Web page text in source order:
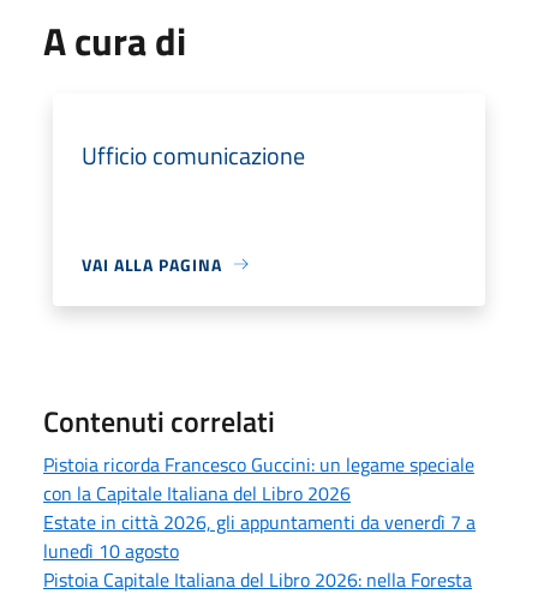
A cura di
Ufficio comunicazione
VAI ALLA PAGINA
Contenuti correlati
Pistoia ricorda Francesco Guccini: un legame speciale
con la Capitale Italiana del Libro 2026
Estate in città 2026, gli appuntamenti da venerdì 7 a
lunedì 10 agosto
Pistoia Capitale Italiana del Libro 2026: nella Foresta